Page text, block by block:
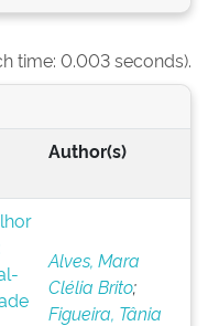
time: 0.003 seconds).
Author(s)
Alves, Mara
Clélia Brito;
Figueira, Tânia